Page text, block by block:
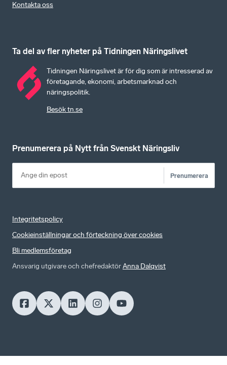
Kontakta oss
Ta del av fler nyheter på Tidningen Näringslivet
Tidningen Näringslivet är för dig som är intresserad av
företagande, ekonomi, arbetsmarknad och
näringspolitik.
Besök tn.se
Prenumerera på Nytt från Svenskt Näringsliv
Prenumerera
Integritetspolicy
Cookieinställningar och förteckning över cookies
Bli medlemsföretag
Ansvarig utgivare och chefredaktörAnna Dalqvist